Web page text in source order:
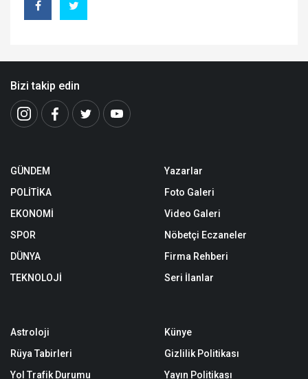
Bizi takip edin
GÜNDEM
POLİTİKA
EKONOMİ
SPOR
DÜNYA
TEKNOLOJİ
Yazarlar
Foto Galeri
Video Galeri
Nöbetçi Eczaneler
Firma Rehberi
Seri İlanlar
Astroloji
Rüya Tabirleri
Yol Trafik Durumu
Künye
Gizlilik Politikası
Yayın Politikası